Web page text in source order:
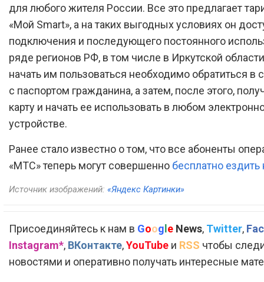
для любого жителя России. Все это предлагает
«Мой Smart», а на таких выгодных условиях он
подключения и последующего постоянного
ряде регионов РФ, в том числе в Иркутской
начать им пользоваться необходимо обратиться в
с паспортом гражданина, а затем, после этого,
карту и начать ее использовать в любом
устройстве.
Ранее стало известно о том, что все абоненты
«МТС» теперь могут совершенно бесплатно ездить
Источник изображений: «Яндекс Картинки»
Присоединяйтесь к нам в Google News, Twitter,
Instagram*, ВКонтакте,YouTube и RSS чтобы
новостями и оперативно получать интересные